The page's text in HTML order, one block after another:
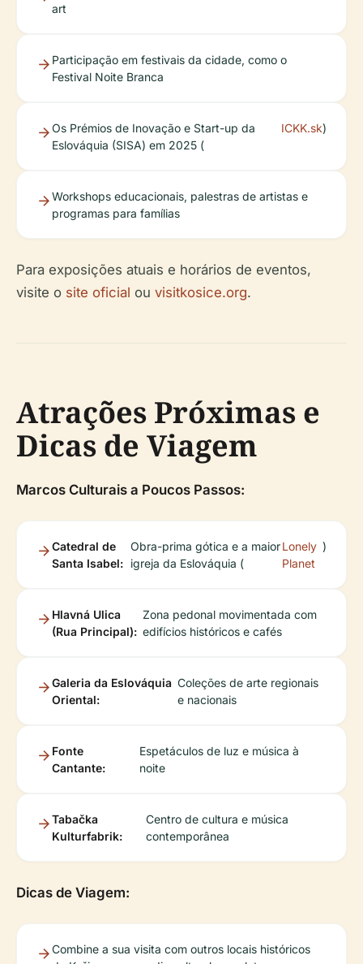
art
Participação em festivais da cidade, como o
Festival Noite Branca
Os Prémios de Inovação e Start-up da
Eslováquia (SISA) em 2025 (
ICKK.sk)
Workshops educacionais, palestras de artistas e
programas para famílias
Para exposições atuais e horários de eventos,
visite o site oficial ou visitkosice.org.
Atrações Próximas e
Dicas de Viagem
Marcos Culturais a Poucos Passos:
Catedral de
Santa Isabel:
Obra-prima gótica e a maior
igreja da Eslováquia (
Lonely
Planet
)
Hlavná Ulica
(Rua Principal):
Zona pedonal movimentada com
edifícios históricos e cafés
Galeria da Eslováquia
Oriental:
Coleções de arte regionais
e nacionais
Fonte
Cantante:
Espetáculos de luz e música à
noite
Tabačka
Kulturfabrik:
Centro de cultura e música
contemporânea
Dicas de Viagem:
Combine a sua visita com outros locais históricos